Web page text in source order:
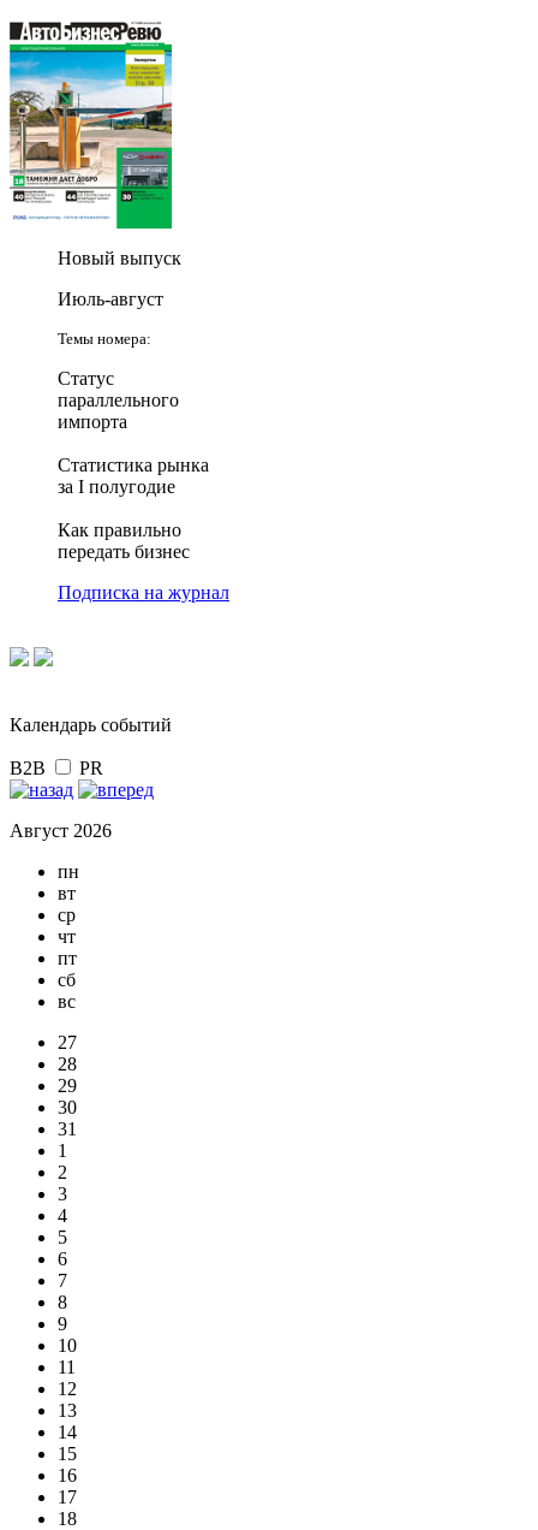
Новый выпуск
Июль-август
Темы номера:
Статус
параллельного
импорта
Статистика рынка
за I полугодие
Как правильно
передать бизнес
Подписка на журнал
Календарь событий
B2B PR
Август 2026
пн
вт
ср
чт
пт
сб
вс
27
28
29
30
31
1
2
3
4
5
6
7
8
9
10
11
12
13
14
15
16
17
18